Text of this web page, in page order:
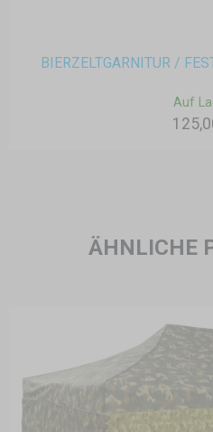
BIERZELTGARNITUR /
Auf
ÄHNLICHE